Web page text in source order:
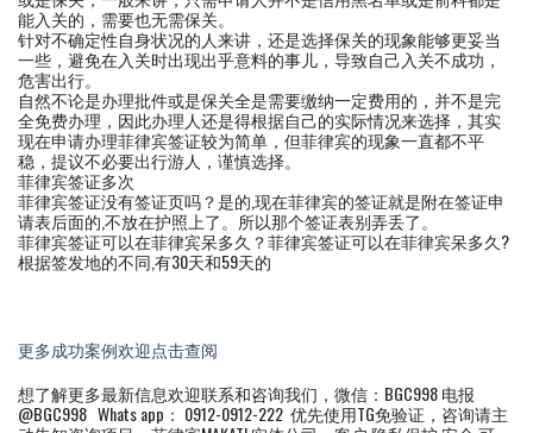
能入关的，需要也无需保关。
针对不确定性自身状况的人来讲，还是选择保关的现象能够更妥当
一些，避免在入关时出现出乎意料的事儿，导致自己入关不成功，
危害出行。
自然不论是办理批件或是保关全是需要缴纳一定费用的，并不是完
全免费办理，因此办理人还是得根据自己的实际情况来选择，其实
现在申请办理菲律宾签证较为简单，但菲律宾的现象一直都不平
稳，提议不必要出行游人，谨慎选择。
菲律宾签证多次
菲律宾签证没有签证页吗？是的,现在菲律宾的签证就是附在签证申
请表后面的,不放在护照上了。所以那个签证表别弄丢了。
菲律宾签证可以在菲律宾呆多久？菲律宾签证可以在菲律宾呆多久?
根据签发地的不同,有30天和59天的
更多成功案例欢迎点击查阅
想了解更多最新信息欢迎联系和咨询我们，微信：BGC998 电报
@BGC998 Whats app： 0912-0912-222 优先使用TG免验证，咨询请主